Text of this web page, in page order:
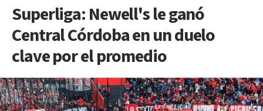
Superliga: Newell's le ganó
Central Córdoba en un duelo
clave por el promedio